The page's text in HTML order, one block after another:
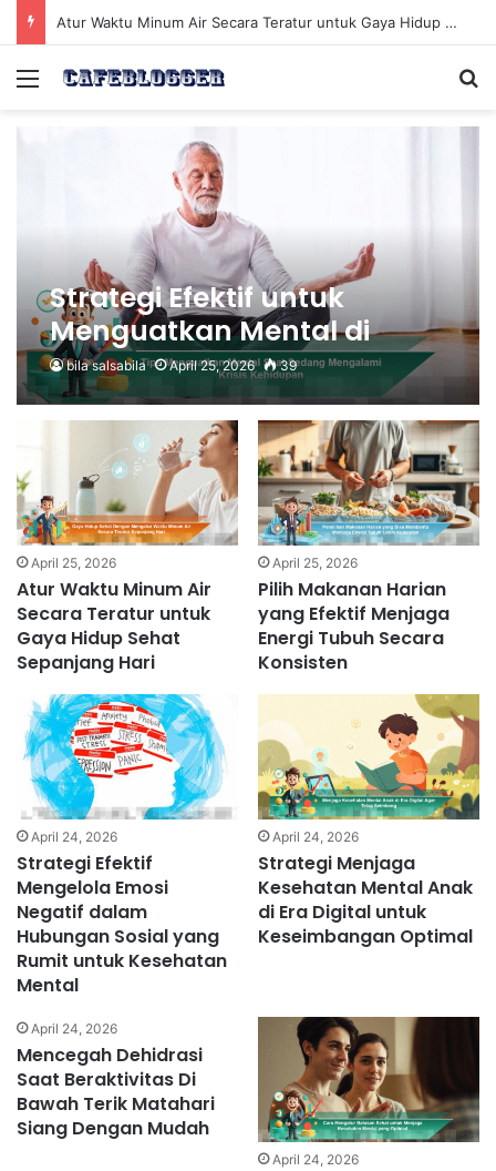
Atur Waktu Minum Air Secara Teratur untuk Gaya Hidup Sehat Sepanjang Hari
Menu
Strategi Efektif untuk
Menguatkan Mental di
Tengah Krisis Kehidupan
bila salsabila April 25, 2026 39
April 25, 2026
Atur Waktu Minum Air
Secara Teratur untuk
Gaya Hidup Sehat
Sepanjang Hari
April 25, 2026
Pilih Makanan Harian
yang Efektif Menjaga
Energi Tubuh Secara
Konsisten
April 24, 2026
Strategi Efektif
Mengelola Emosi
Negatif dalam
Hubungan Sosial yang
Rumit untuk Kesehatan
Mental
April 24, 2026
Strategi Menjaga
Kesehatan Mental Anak
di Era Digital untuk
Keseimbangan Optimal
April 24, 2026
Mencegah Dehidrasi
Saat Beraktivitas Di
Bawah Terik Matahari
Siang Dengan Mudah
April 24, 2026